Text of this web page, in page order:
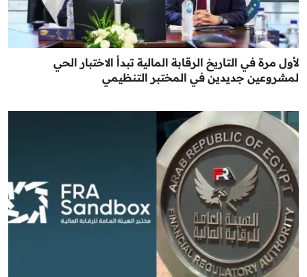
لأول مرة في التاريخ الرقابة المالية تبدأ الاختبار الحي
لمشروعين جديدين في المختبر التنظيمي